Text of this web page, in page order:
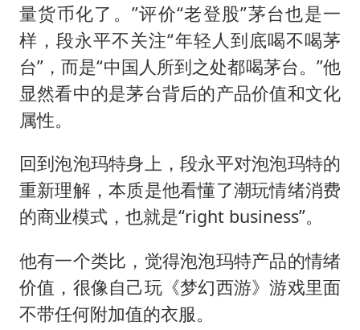
量货币化了。”评价“老登股”茅台也是一
样，段永平不关注“年轻人到底喝不喝茅
台”，而是“中国人所到之处都喝茅台。”他
显然看中的是茅台背后的产品价值和文化
属性。
回到泡泡玛特身上，段永平对泡泡玛特的
重新理解，本质是他看懂了潮玩情绪消费
的商业模式，也就是“right business”。
他有一个类比，觉得泡泡玛特产品的情绪
价值，很像自己玩《梦幻西游》游戏里面
不带任何附加值的衣服。